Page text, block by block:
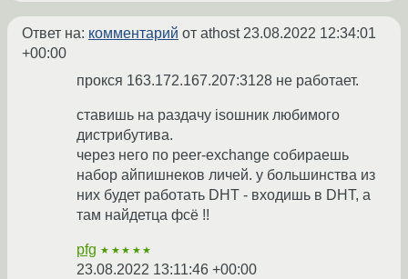
Ответ на: комментарий от athost23.08.2022 12:34:01
+00:00
прокся 163.172.167.207:3128 не работает.
ставишь на раздачу isoшник любимого
дистрибутива.
через него по peer-exchange собираешь
набор айпишнеков личей. у большинства из
них будет работать DHT - входишь в DHT, а
там найдетца фсё !!
pfg ★★★★★
23.08.2022 13:11:46 +00:00